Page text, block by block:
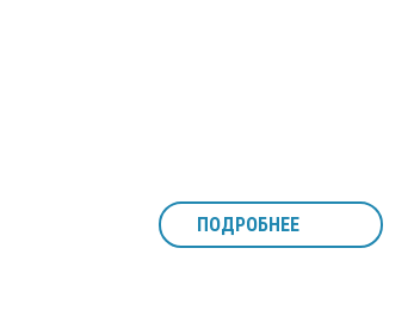
ПОДРОБНЕЕ